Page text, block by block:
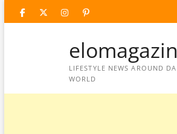
facebooktwitter
instagram
googleplus
pinterest
elomagazin
LIFESTYLE NEWS AROUND DA
WORLD